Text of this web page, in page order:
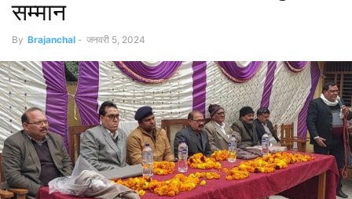
सम्मान
By Brajanchal - जनवरी 5, 2024